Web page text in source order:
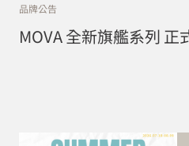
品牌公告
MOVA 全新旗艦系列 正